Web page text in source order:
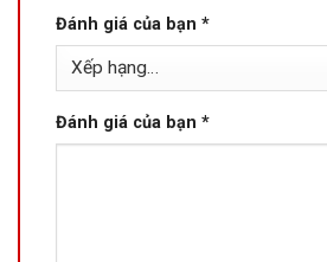
Đánh giá của bạn *
Đánh giá của bạn *